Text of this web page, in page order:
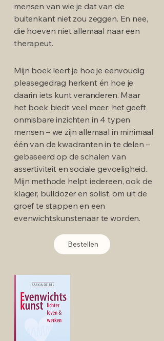
mensen van wie je dat van de
buitenkant niet zou zeggen. En nee,
die hoeven niet allemaal naar een
therapeut.
Mijn boek leert je hoe je eenvoudig
pleasegedrag herkent én hoe je
daarin iets kunt veranderen. Maar
het boek biedt veel meer: het geeft
onmisbare inzichten in 4 typen
mensen – we zijn allemaal in minimaal
één van de kwadranten in te delen –
gebaseerd op de schalen van
assertiviteit en sociale gevoeligheid.
Mijn methode helpt iedereen, ook de
klager, bulldozer en solist, om uit de
groef te stappen en een
evenwichtskunstenaar te worden.
Bestellen